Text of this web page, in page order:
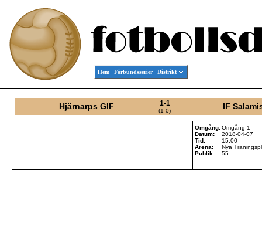
Hem Förbundsserier Distrikt
Hjärnarps GIF 1-1
(1-0) IF
Omgång:Omgång 1
Datum:
2018-04-07
Tid:
15:00
Arena:
Nya
Publik:
55